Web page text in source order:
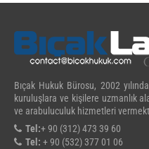
Bıçak Hukuk Bürosu, 2002
kuruluşlara ve kişilere uzmanlık
ve arabuluculuk hizmetleri
Tel:+ 90 (312) 473 39 60
Tel: + 90 (532) 377 01 06